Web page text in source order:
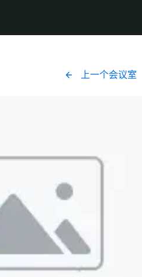
上一个会议室